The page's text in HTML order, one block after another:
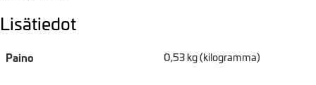
Lisätiedot
Paino 0,53 kg (kilogramma)